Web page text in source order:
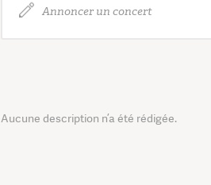
Annoncer un concert
Aucune description n’a été rédigée.